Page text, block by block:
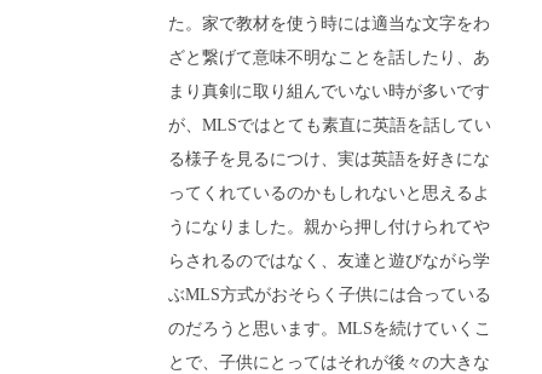
た。家で教材を使う時には適当な文字をわ
ざと繋げて意味不明なことを話したり、あ
まり真剣に取り組んでいない時が多いです
が、MLSではとても素直に英語を話してい
る様子を見るにつけ、実は英語を好きにな
ってくれているのかもしれないと思えるよ
うになりました。親から押し付けられてや
らされるのではなく、友達と遊びながら学
ぶMLS方式がおそらく子供には合っている
のだろうと思います。MLSを続けていくこ
とで、子供にとってはそれが後々の大きな